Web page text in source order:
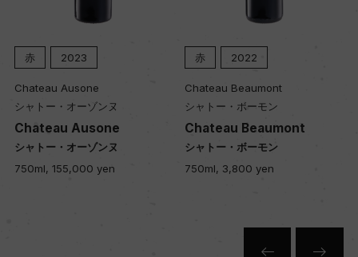
格付
メドック 第5級格付
入数
12
赤 2023
Chateau Ausone
シャトー・オーゾンヌ
Chateau Ausone
シャトー・オーゾンヌ
750ml, 155,000 yen
赤 2022
Chateau Beaumont
シャトー・ボーモン
Chateau Beaumont
シャトー・ボーモン
750ml, 3,800 yen